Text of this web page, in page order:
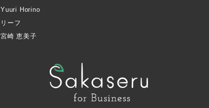
Yuuri Horino
リーフ
宮崎 恵美子